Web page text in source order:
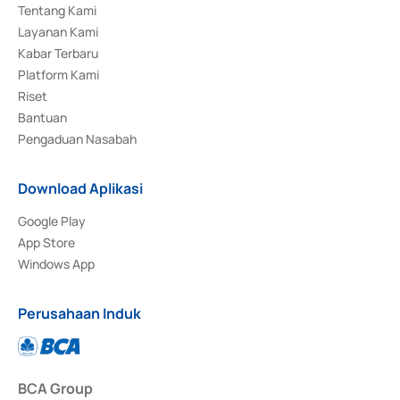
Tentang Kami
Layanan Kami
Kabar Terbaru
Platform Kami
Riset
Bantuan
Pengaduan Nasabah
Download Aplikasi
Google Play
App Store
Windows App
Perusahaan Induk
BCA Group